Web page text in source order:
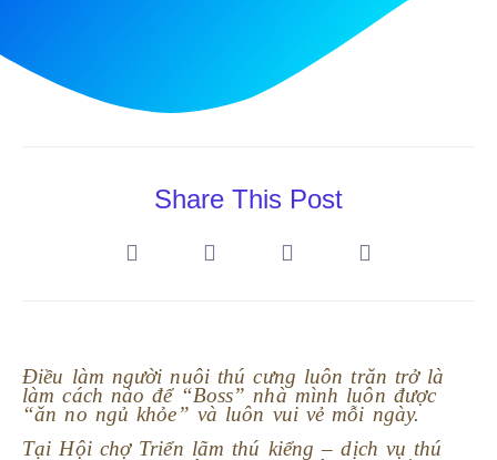
Share This Post
Điều làm người nuôi thú cưng luôn trăn trở là
làm cách nào để “Boss” nhà mình luôn được
“ăn no ngủ khỏe” và luôn vui vẻ mỗi ngày.
Tại Hội chợ Triển lãm thú kiểng – dịch vụ thú